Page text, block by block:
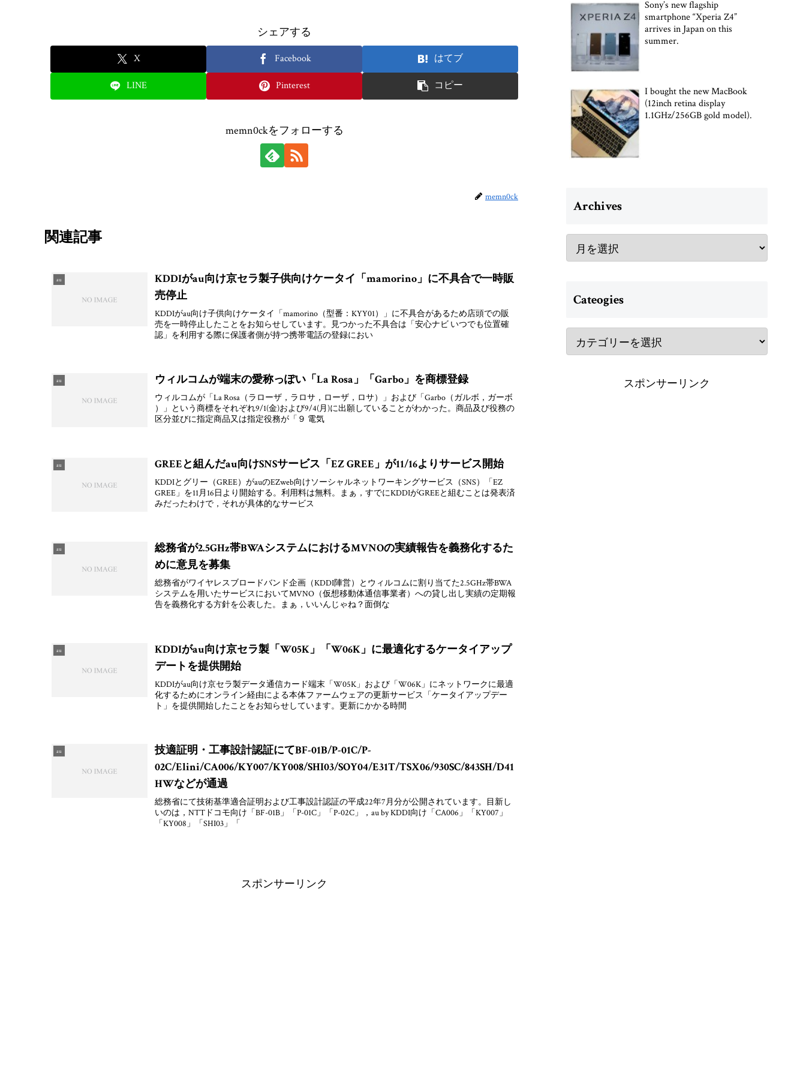
シェアする
X Facebook はてブ
LINE Pinterest コピー
memn0ckをフォローする
memn0ck
関連記事
au
KDDIがau向け京セラ製子供向けケータイ「mamorino」に不具合で一時販
売停止
KDDIがau向け子供向けケータイ「mamorino（型番：KYY01）」に不具合があるため店頭での販
売を一時停止したことをお知らせしています。見つかった不具合は「安心ナビ いつでも位置確
認」を利用する際に保護者側が持つ携帯電話の登録におい
au ウィルコムが端末の愛称っぽい「La Rosa」「Garbo」を商標登録
ウィルコムが「La Rosa（ラローザ，ラロサ，ローザ，ロサ）」および「Garbo（ガルボ，ガーボ
）」という商標をそれぞれ9/1(金)および9/4(月)に出願していることがわかった。商品及び役務の
区分並びに指定商品又は指定役務が「９ 電気
au GREEと組んだau向けSNSサービス「EZ GREE」が11/16よりサービス開始
KDDIとグリー（GREE）がauのEZweb向けソーシャルネットワーキングサービス（SNS）「EZ
GREE」を11月16日より開始する。利用料は無料。まぁ，すでにKDDIがGREEと組むことは発表済
みだったわけで，それが具体的なサービス
au
総務省が2.5GHz帯BWAシステムにおけるMVNOの実績報告を義務化するた
めに意見を募集
総務省がワイヤレスブロードバンド企画（KDDI陣営）とウィルコムに割り当てた2.5GHz帯BWA
システムを用いたサービスにおいてMVNO（仮想移動体通信事業者）への貸し出し実績の定期報
告を義務化する方針を公表した。まぁ，いいんじゃね？面倒な
au
KDDIがau向け京セラ製「W05K」「W06K」に最適化するケータイアップ
デートを提供開始
KDDIがau向け京セラ製データ通信カード端末「W05K」および「W06K」にネットワークに最適
化するためにオンライン経由による本体ファームウェアの更新サービス「ケータイアップデー
ト」を提供開始したことをお知らせしています。更新にかかる時間
au
技適証明・工事設計認証にてBF-01B/P-01C/P-
02C/Elini/CA006/KY007/KY008/SHI03/SOY04/E31T/TSX06/930SC/843SH/D41
HWなどが通過
総務省にて技術基準適合証明および工事設計認証の平成22年7月分が公開されています。目新し
いのは，NTTドコモ向け「BF-01B」「P-01C」「P-02C」，au by KDDI向け「CA006」「KY007」
「KY008」「SHI03」「
スポンサーリンク
Sony’s new flagship
smartphone “Xperia Z4”
arrives in Japan on this
summer.
I bought the new MacBook
(12inch retina display
1.1GHz/256GB gold model).
Archives
Cateogies
スポンサーリンク